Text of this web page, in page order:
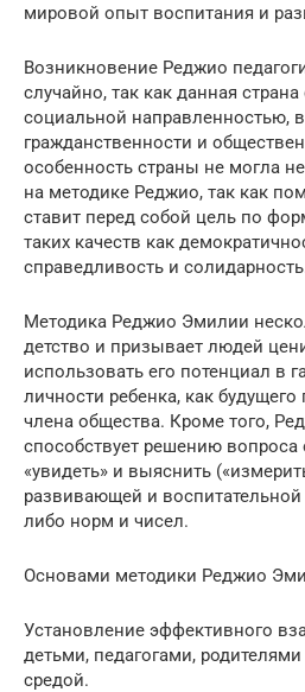
мировой опыт воспитания и
Возникновение Реджио
случайно, так как данная
социальной направленностью,
гражданственности и
особенность страны не могла
на методике Реджио, так как
ставит перед собой цель по
таких качеств как
справедливость и
Методика Реджио Эмилии
детство и призывает людей
использовать его потенциал в
личности ребенка, как
члена общества. Кроме того,
способствует решению
«увидеть» и выяснить
развивающей и воспитательной
либо норм и чисел.
Основами методики Реджио
Установление эффективного
детьми, педагогами,
средой.